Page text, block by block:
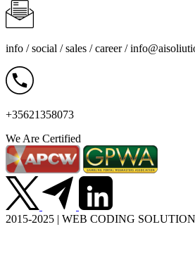
info / social / sales / career /
+35621358073
We Are Certified
2015-2025 | WEB CODING